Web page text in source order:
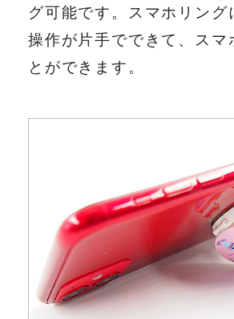
グ可能です。スマホリン
操作が片手でできて、ス
とができます。